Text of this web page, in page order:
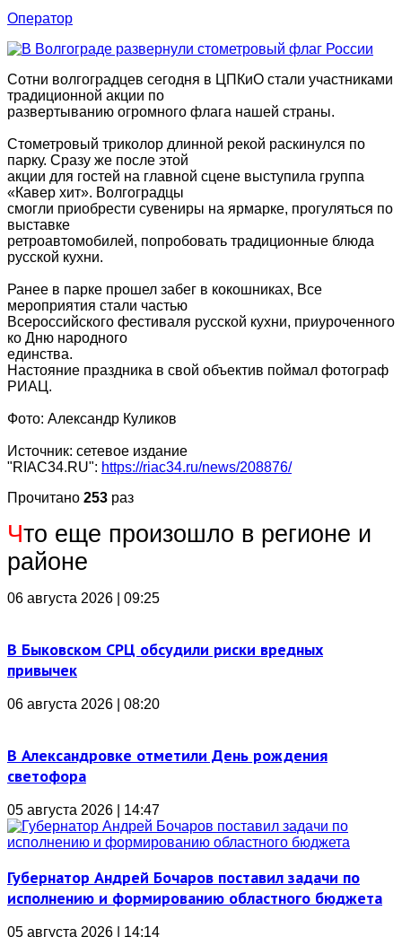
Оператор
Сотни волгоградцев сегодня в ЦПКиО стали участниками
традиционной акции по
развертыванию огромного флага нашей страны.
Стометровый триколор длинной рекой раскинулся по
парку. Сразу же после этой
акции для гостей на главной сцене выступила группа
«Кавер хит». Волгоградцы
смогли приобрести сувениры на ярмарке, прогуляться по
выставке
ретроавтомобилей, попробовать традиционные блюда
русской кухни.
Ранее в парке прошел забег в кокошниках, Все
мероприятия стали частью
Всероссийского фестиваля русской кухни, приуроченного
ко Дню народного
единства.
Настояние праздника в свой объектив поймал фотограф
РИАЦ.
Фото: Александр Куликов
Источник: сетевое издание
"RIAC34.RU": https://riac34.ru/news/208876/
Прочитано 253 раз
Что еще произошло в регионе и
районе
06 августа 2026 | 09:25
В Быковском СРЦ обсудили риски вредных
привычек
06 августа 2026 | 08:20
В Александровке отметили День рождения
светофора
05 августа 2026 | 14:47
Губернатор Андрей Бочаров поставил задачи по
исполнению и формированию областного бюджета
05 августа 2026 | 14:14